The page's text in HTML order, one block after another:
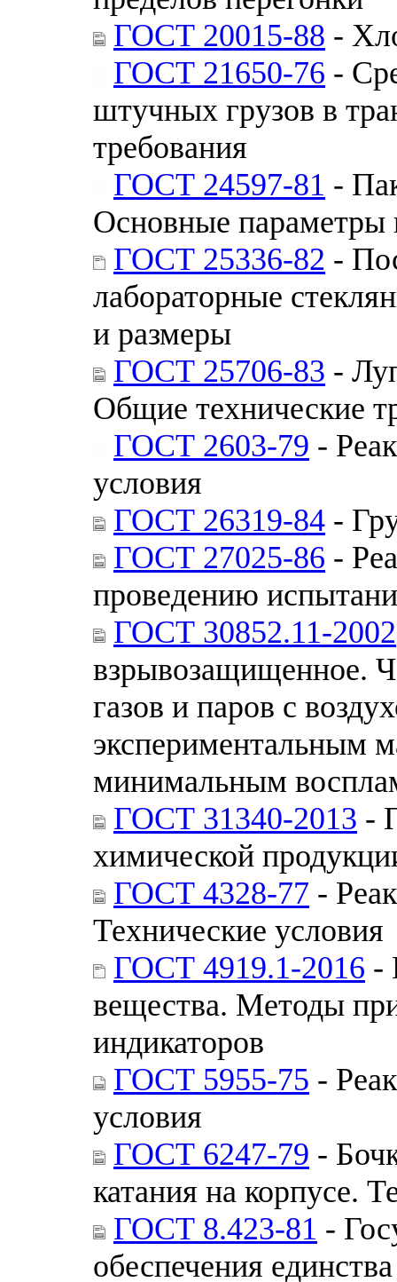
ГОСТ 20015-88 -
ГОСТ 21650-76 -
штучных грузов в
требования
ГОСТ 24597-81 -
Основные параметры
ГОСТ 25336-82 -
лабораторные
и размеры
ГОСТ 25706-83 -
Общие технические
ГОСТ 2603-79 -
условия
ГОСТ 26319-84 -
ГОСТ 27025-86 -
проведению
ГОСТ 30852.11-2002
взрывозащищенное.
газов и паров с
экспериментальным
минимальным
ГОСТ 31340-2013 -
химической
ГОСТ 4328-77 -
Технические условия
ГОСТ 4919.1-2016 -
вещества. Методы
индикаторов
ГОСТ 5955-75 -
условия
ГОСТ 6247-79 -
катания на корпусе.
ГОСТ 8.423-81 -
обеспечения